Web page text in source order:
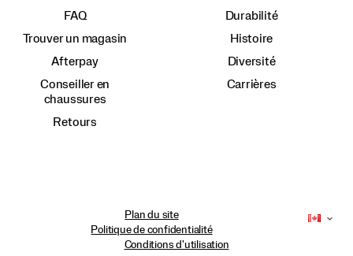
FAQ
Trouver un magasin
Afterpay
Conseiller en
chaussures
Retours
Durabilité
Histoire
Diversité
Carrières
Plan du site
Politique de confidentialité
Conditions d'utilisation